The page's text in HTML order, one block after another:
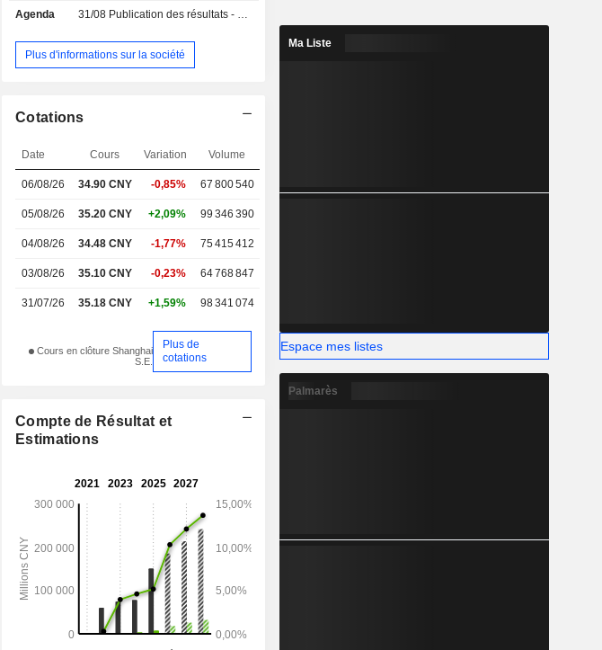
Agenda 31/08 Publication des résultats - Q2 2026
Plus d'informations sur la société
Cotations
Date Cours Variation Volume
06/08/26 34.90CNY -0,85% 67 800 540
05/08/26 35.20 CNY +2,09% 99 346 390
04/08/26 34.48 CNY -1,77% 75 415 412
03/08/26 35.10 CNY -0,23% 64 768 847
31/07/26 35.18 CNY +1,59% 98 341 074
Cours en clôture Shanghai
S.E.
Plus de
cotations
Compte de Résultat et
Estimations
Ma Liste
Espace mes listes
Palmarès